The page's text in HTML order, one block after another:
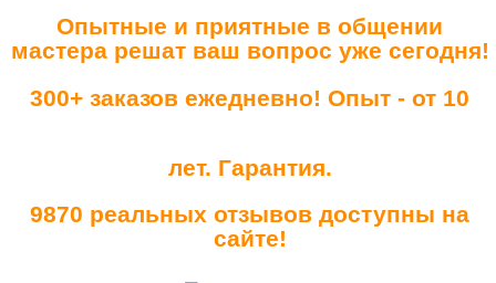
Опытные и приятные в общении
мастера решат ваш вопрос уже сегодня!
300+ заказов ежедневно! Опыт - от 10
лет. Гарантия.
9870 реальных отзывов доступны на
сайте!